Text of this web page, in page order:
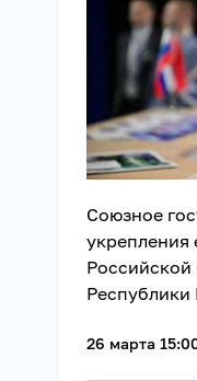
Союзное
укрепления
Республики
26 марта